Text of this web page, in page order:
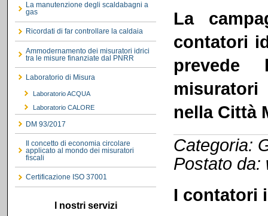
La manutenzione degli scaldabagni a
gas
Ricordati di far controllare la caldaia
Ammodernamento dei misuratori idrici
tra le misure finanziate dal PNRR
Laboratorio di Misura
Laboratorio ACQUA
Laboratorio CALORE
DM 93/2017
Il concetto di economia circolare
applicato al mondo dei misuratori
fiscali
Certificazione ISO 37001
I nostri servizi
La
contatori
prevede
nella Città
Categoria:
Postato da:
I contatori